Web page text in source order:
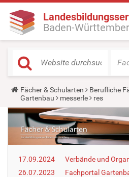
Baden-
Y
o
u
a
e
h
e
e
:
Fächer & Schularten
Berufliche
Gartenbau
messerle res
17.09.2024
Verbände und
26.07.2023
Fachportal